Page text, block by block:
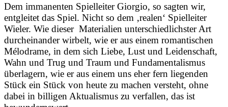
Dem immanenten Spielleiter Giorgio, so sagten wir,
entgleitet das Spiel. Nicht so dem ‚realen‘ Spielleiter
Wieler. Wie dieser Materialien unterschiedlichster Art
durcheinander wirbelt, wie er aus einem romantischen
Mélodrame, in dem sich Liebe, Lust und Leidenschaft,
Wahn und Trug und Traum und Fundamentalismus
überlagern, wie er aus einem uns eher fern liegenden
Stück ein Stück von heute zu machen versteht, ohne
dabei in billigen Aktualismus zu verfallen, das ist